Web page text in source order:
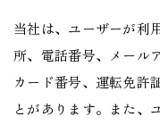
当社は、ユーザーが利
所、電話番号、メール
カード番号、運転免許
とがあります。また、